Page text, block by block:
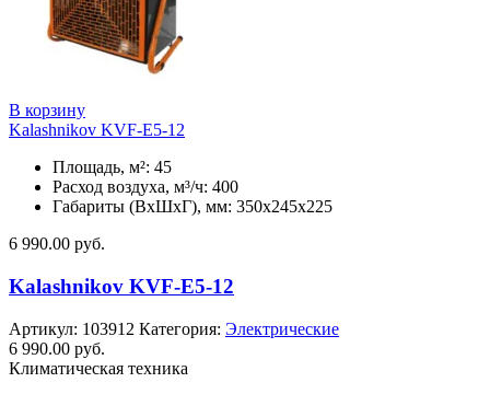
В корзину
Kalashnikov KVF-E5-12
Площадь, м²: 45
Расход воздуха, м³/ч: 400
Габариты (ВхШхГ), мм: 350x245x225
6 990.00 руб.
Kalashnikov KVF-E5-12
Артикул: 103912 Категория: Электрические
6 990.00 руб.
Климатическая техника